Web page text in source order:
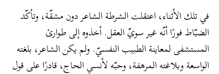
في تلك الأثناء، اعتقلت الشرطة الشاعر دون مشقّة، وتأكّد
الضبّاط فورًا أنّه غير سويّ العقل. أخذوه إلى طوارئ
المستشفى لمعاينة الطبيب النفسيّ. ولم يكن الشاعر، بلغته
الواسعة وبلاغته المرهفة، وحبّه لأنسي الحاج، قادرًا على قول